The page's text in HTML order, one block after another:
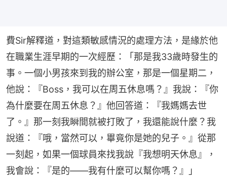
費Sir解釋道，對這類敏感情況的處理方法，是緣於他
在職業生涯早期的一次經歷：「那是我33歲時發生的
事。一個小男孩來到我的辦公室，那是一個星期二，
他說：『Boss，我可以在周五休息嗎？』我說：『你
為什麼要在周五休息？』他回答道：『我媽媽去世
了。』那一刻我瞬間就被打敗了，我還能說什麼？我
說道：『哦，當然可以，畢竟你是她的兒子。』從那
一刻起，如果一個球員來找我說『我想明天休息』，
我會說：『是的——我有什麼可以幫你嗎？』」